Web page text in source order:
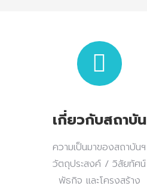
เกี่ยวกับสถาบัน
ความเป็นมาของสถาบันฯ
วัตถุประสงค์ / วิสัยทัศน์
พัธกิจ และโครงสร้าง